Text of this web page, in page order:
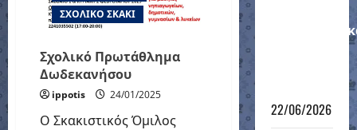
ΣΧΟΛΙΚΟ ΣΚΑΚΙ
Σχολικό Πρωτάθλημα
Δωδεκανήσου
ippotis 24/01/2025
Ο Σκακιστικός Όμιλος
22/06/2026